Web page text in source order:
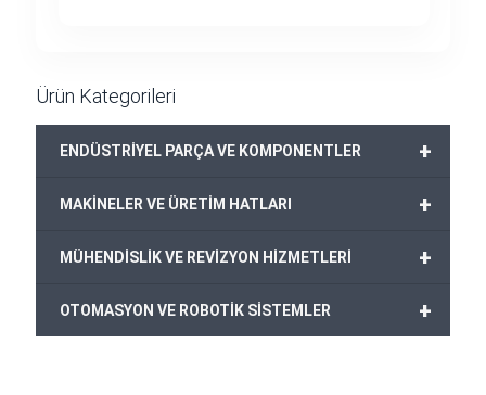
Ürün Kategorileri
+
ENDÜSTRİYEL PARÇA VE KOMPONENTLER
+
MAKİNELER VE ÜRETİM HATLARI
+
MÜHENDİSLİK VE REVİZYON HİZMETLERİ
+
OTOMASYON VE ROBOTİK SİSTEMLER